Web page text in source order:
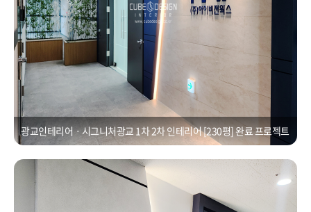
광교인테리어ㆍ시그니처광교 1차 2차 인테리어 [230평] 완료 프로젝트
수원 시그니처광교 인테리어ㆍ20평 30평대 지식산업센터 깔끔한 화이트
톤 인테리어공사
CUBEDESIGN